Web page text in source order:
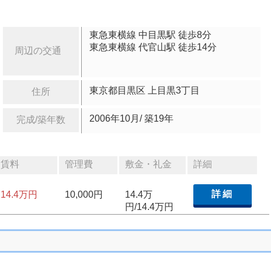
周辺の交通
東急東横線 中目黒駅 徒歩8分
東急東横線 代官山駅 徒歩14分
住所 東京都目黒区 上目黒3丁目
完成/築年数 2006年10月/ 築19年
賃料 管理費 敷金・礼金 詳細
14.4万円 10,000円
14.4万
円/14.4万円
詳細